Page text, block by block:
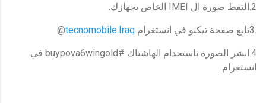
2.التقط صورة ال IMEI الخاص بجهازك.
.3تابع صفحة تيكنو في انستغرام tecnomobile.Iraq
@
4.انشر الصورة باستخدام الهاشتاك #buypova6wingold في
انستغرام.